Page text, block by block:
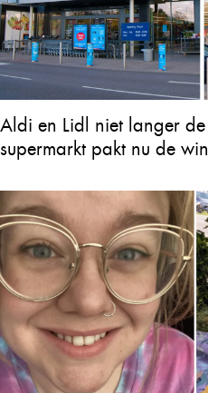
Aldi en Lidl niet langer
supermarkt pakt nu de